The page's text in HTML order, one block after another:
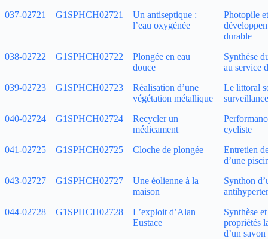
037‑02721 G1SPHCH02721
Un antiseptique :
l’eau oxygénée
Photopile et
durable
038‑02722
G1SPHCH02722
Plongée en eau
douce
Synthèse
au service
039‑02723
G1SPHCH02723
Réalisation d’une
végétation métallique
Le littoral
surveillance
040‑02724
G1SPHCH02724
Recycler un
médicament
cycliste
041‑02725
G1SPHCH02725 Cloche de plongée
Entretien
d’une
043‑02727
G1SPHCH02727
Une éolienne à la
maison
Synthon
044‑02728
G1SPHCH02728
L’exploit d’Alan
Eustace
Synthèse et
propriétés
d’un savon